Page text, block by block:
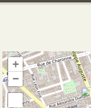
+
−